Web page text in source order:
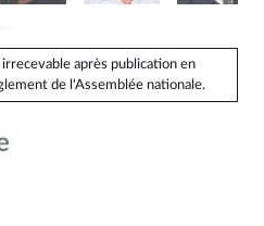
après publication en
de l'Assemblée nationale.